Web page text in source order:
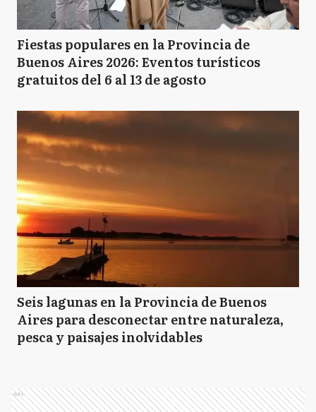
Fiestas populares en la Provincia de
Buenos Aires 2026: Eventos turísticos
gratuitos del 6 al 13 de agosto
Seis lagunas en la Provincia de Buenos
Aires para desconectar entre naturaleza,
pesca y paisajes inolvidables
Ads